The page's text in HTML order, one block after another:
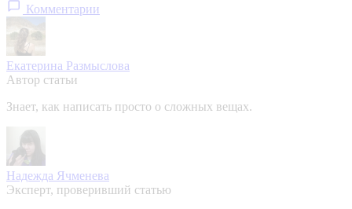
Комментарии
Екатерина Размыслова
Автор статьи
Знает, как написать просто о сложных вещах.
Надежда Ячменева
Эксперт, проверивший статью